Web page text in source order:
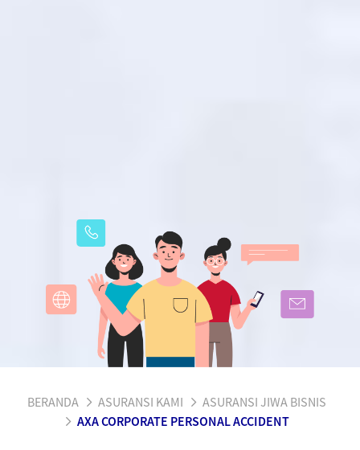
BERANDA ASURANSI KAMI
ASURANSI JIWA BISNIS
AXA CORPORATE PERSONAL ACCIDENT